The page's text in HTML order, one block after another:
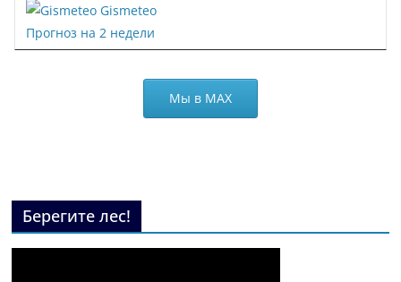
Gismeteo
Прогноз на 2 недели
Мы в МАХ
Берегите лес!